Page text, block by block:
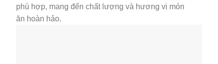
phù hợp, mang đến chất lượng và hương vị món
ăn hoàn hảo.